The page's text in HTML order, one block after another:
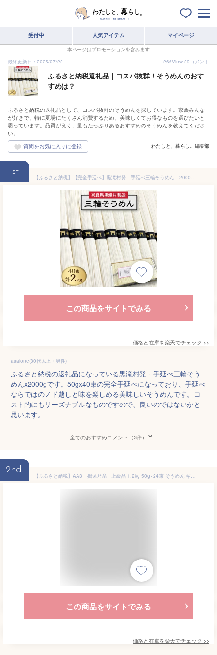
受付中 人気アイテム マイページ
本ページはプロモーションを含みます
最終更新日：2025/07/22
266View 29コメント
ふるさと納税返礼品｜コスパ抜群！そうめんのおす
すめは？
ふるさと納税の返礼品として、コスパ抜群のそうめんを探しています。家族みんな
が好きで、特に夏場にたくさん消費するため、美味しくてお得なものを選びたいと
思っています。品質が良く、量もたっぷりあるおすすめのそうめんを教えてくださ
い。
わたしと、暮らし。編集部
1st
【ふるさと納税】【完全手延べ】黒滝村発 手延べ三輪そうめん 2000g(50g×40束)【1229898】
この商品をサイトでみる
価格と在庫を楽天でチェック >>
aualone(80代以上・男性)
ふるさと納税の返礼品になっている黒滝村発・手延べ三輪そう
めんx2000gです。50gx40束の完全手延べになっており、手延べ
ならではのノド越しと味を楽しめる美味しいそうめんです。コ
スト的にもリーズナブルなものですので、良いのではないかと
思います。
全てのおすすめコメント（3件）
2nd
【ふるさと納税】AA3 揖保乃糸 上級品 1.2kg 50g×24束 そうめん ギフト 新物 上級 高級 赤帯 いぼのいと 素麺 そうめん そーめん ソーメン 木箱 化粧箱 揖保の糸 贈答 自宅用
この商品をサイトでみる
価格と在庫を楽天でチェック >>